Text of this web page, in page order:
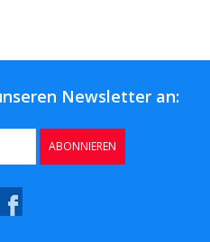
Newsletter an:
ABONNIEREN